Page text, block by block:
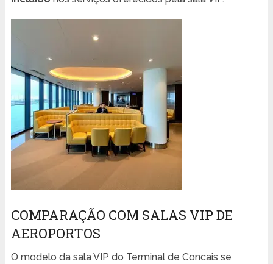
COMPARAÇÃO COM SALAS VIP DE
AEROPORTOS
O modelo da sala VIP do Terminal de Concais se